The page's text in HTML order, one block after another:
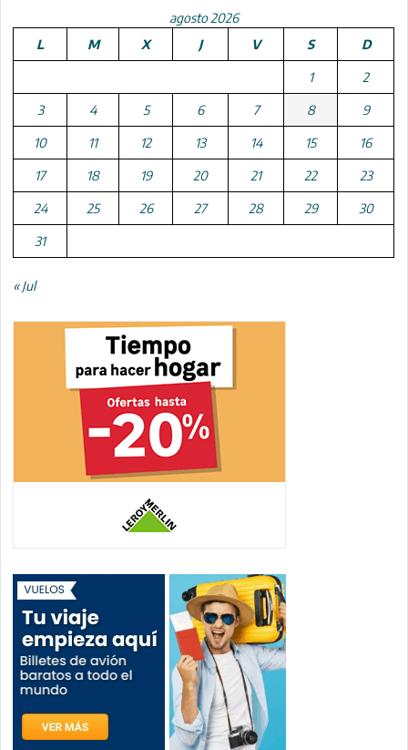
agosto 2026
L
M X J V S D
1 2
3 4 5 6 7 8 9
10 11 12 13 14 15 16
17 18 19 20 21 22 23
24 25 26 27 28 29 30
31
« Jul